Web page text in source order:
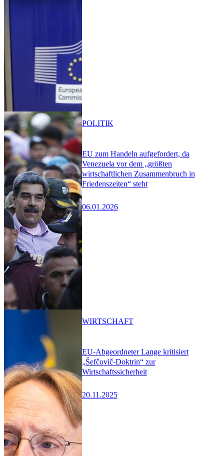
EU zum Handeln aufgefordert, da
Venezuela vor dem „größten
wirtschaftlichen Zusammenbruch in
Friedenszeiten“ steht
06.01.2026
POLITIK
EU-Abgeordneter Lange kritisiert
„Šefčovič-Doktrin“ zur
Wirtschaftssicherheit
20.11.2025
WIRTSCHAFT